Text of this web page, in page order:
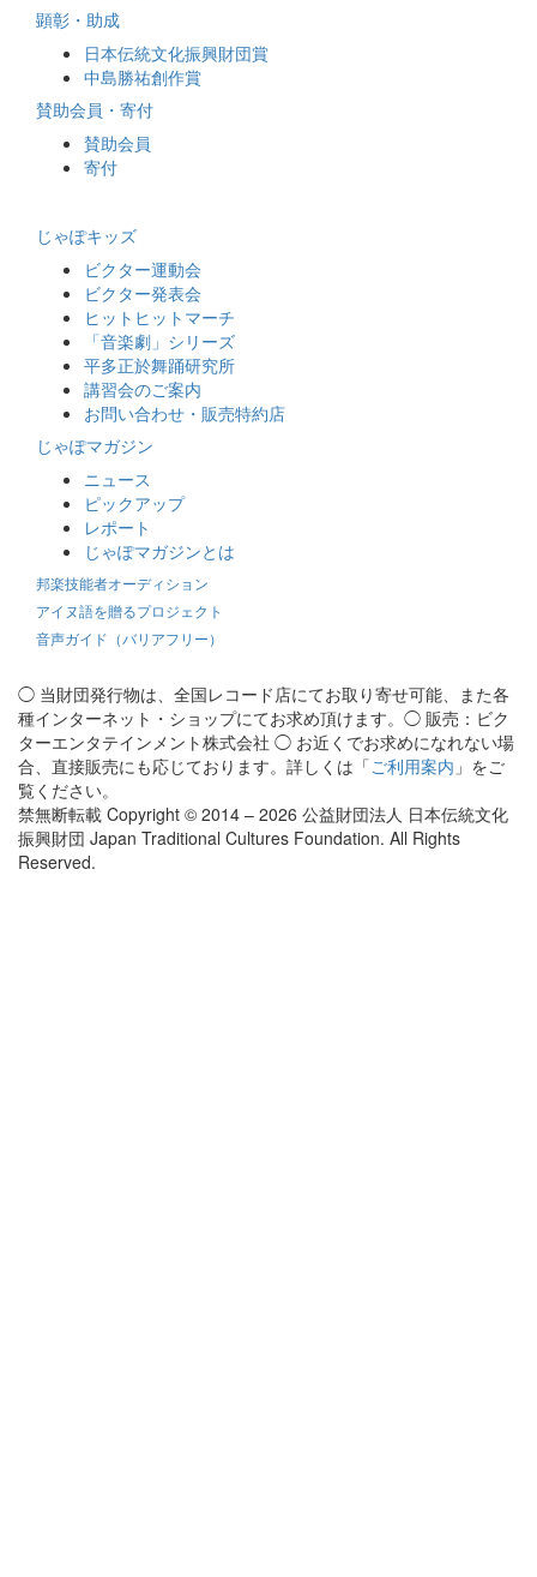
顕彰・助成
日本伝統文化振興財団賞
中島勝祐創作賞
賛助会員・寄付
賛助会員
寄付
じゃぽキッズ
ビクター運動会
ビクター発表会
ヒットヒットマーチ
「音楽劇」シリーズ
平多正於舞踊研究所
講習会のご案内
お問い合わせ・販売特約店
じゃぽマガジン
ニュース
ピックアップ
レポート
じゃぽマガジンとは
邦楽技能者オーディション
アイヌ語を贈るプロジェクト
音声ガイド（バリアフリー）
◯ 当財団発行物は、全国レコード店にてお取り寄せ可能、また各
種インターネット・ショップにてお求め頂けます。◯ 販売：ビク
ターエンタテインメント株式会社 ◯ お近くでお求めになれない場
合、直接販売にも応じております。詳しくは「ご利用案内 」をご
覧ください。
禁無断転載 Copyright © 2014 – 2026 公益財団法人 日本伝統文化
振興財団 Japan Traditional Cultures Foundation. All Rights
Reserved.